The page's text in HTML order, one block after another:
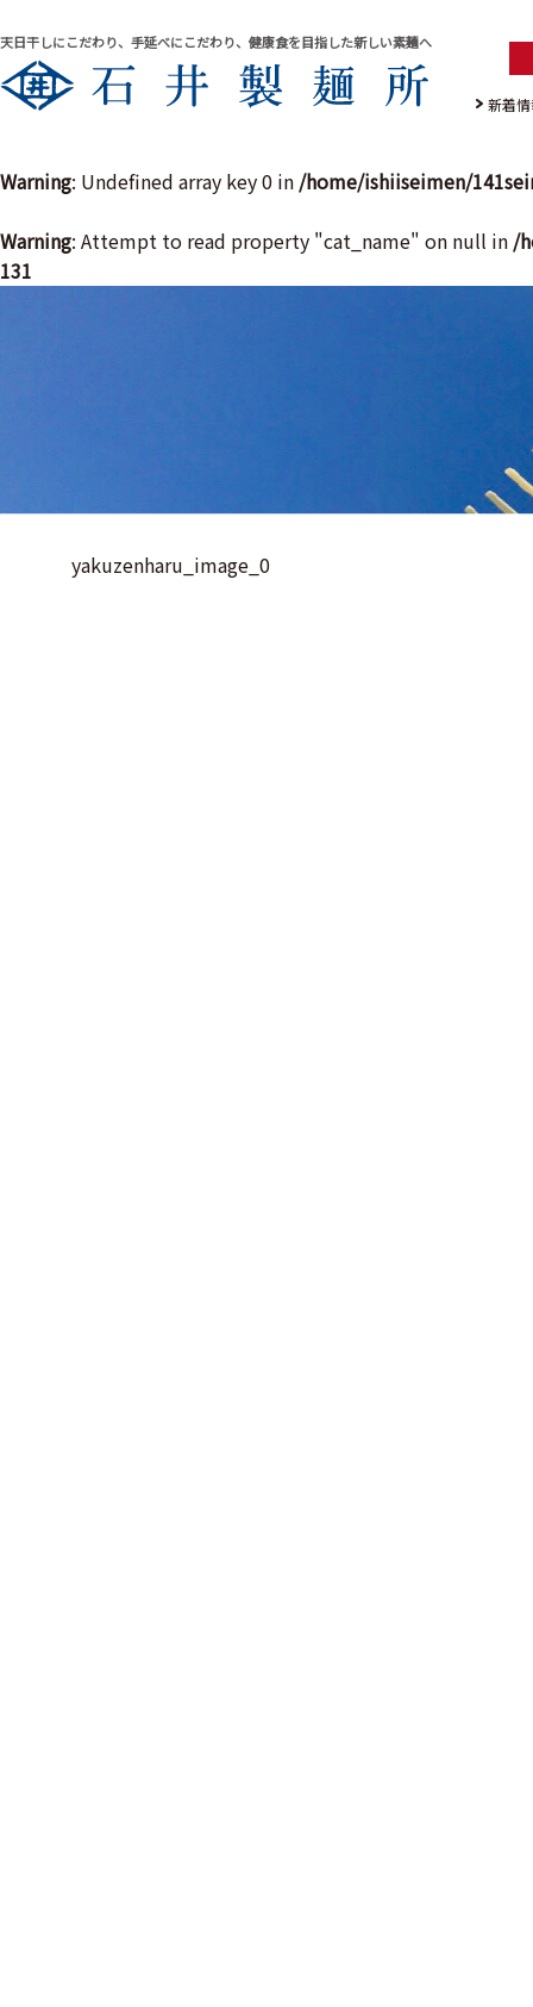
天日干しにこだわり、手延べにこだわり、健康食を目指した新しい素麺へ
新着
Warning: Undefined array key 0 in /home/ishiiseimen/
Warning: Attempt to read property "cat_name" on null in /
131
yakuzenharu_image_0